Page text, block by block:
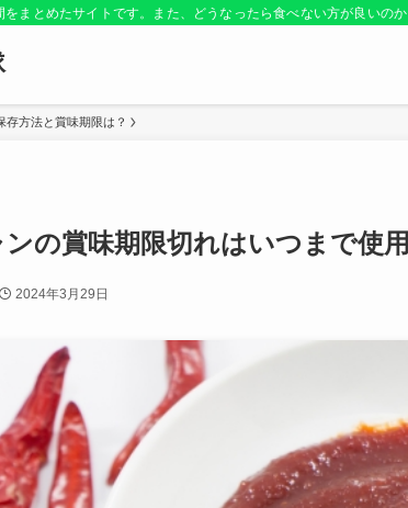
まとめたサイトです。また、どうなったら食べない方が良いの
存方法と賞味期限は？
の賞味期限切れはいつまで使
2024年3月29日